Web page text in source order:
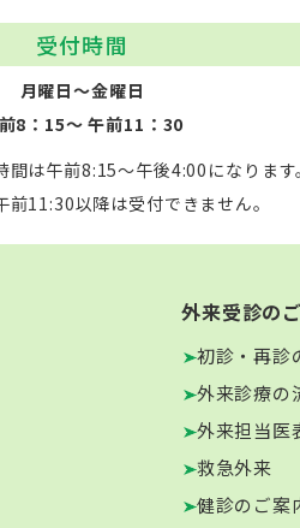
受付時間
月曜日～金曜日
8：15～ 午前11：30
は午前8:15～午後4:00になります
11:30以降は受付できません。
外来受診の
初診・再診
外来診療の
外来担当医
救急外来
健診のご案